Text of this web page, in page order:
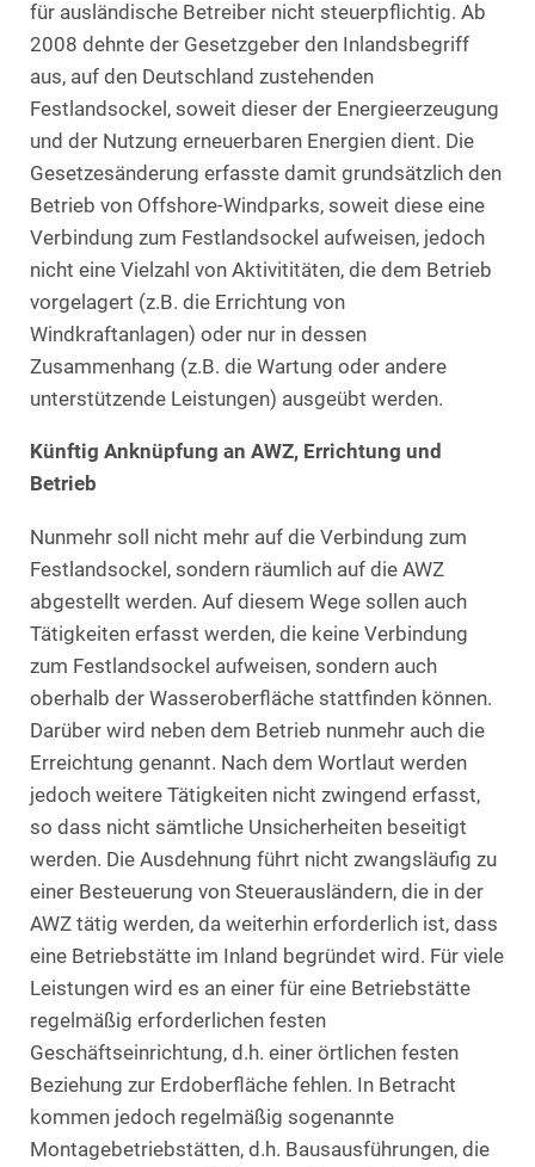
für ausländische Betreiber nicht steuerpflichtig. Ab
2008 dehnte der Gesetzgeber den Inlandsbegriff
aus, auf den Deutschland zustehenden
Festlandsockel, soweit dieser der Energieerzeugung
und der Nutzung erneuerbaren Energien dient. Die
Gesetzesänderung erfasste damit grundsätzlich den
Betrieb von Offshore-Windparks, soweit diese eine
Verbindung zum Festlandsockel aufweisen, jedoch
nicht eine Vielzahl von Aktivititäten, die dem Betrieb
vorgelagert (z.B. die Errichtung von
Windkraftanlagen) oder nur in dessen
Zusammenhang (z.B. die Wartung oder andere
unterstützende Leistungen) ausgeübt werden.
Künftig Anknüpfung an AWZ, Errichtung und
Betrieb
Nunmehr soll nicht mehr auf die Verbindung zum
Festlandsockel, sondern räumlich auf die AWZ
abgestellt werden. Auf diesem Wege sollen auch
Tätigkeiten erfasst werden, die keine Verbindung
zum Festlandsockel aufweisen, sondern auch
oberhalb der Wasseroberfläche stattfinden können.
Darüber wird neben dem Betrieb nunmehr auch die
Erreichtung genannt. Nach dem Wortlaut werden
jedoch weitere Tätigkeiten nicht zwingend erfasst,
so dass nicht sämtliche Unsicherheiten beseitigt
werden. Die Ausdehnung führt nicht zwangsläufig zu
einer Besteuerung von Steuerausländern, die in der
AWZ tätig werden, da weiterhin erforderlich ist, dass
eine Betriebstätte im Inland begründet wird. Für viele
Leistungen wird es an einer für eine Betriebstätte
regelmäßig erforderlichen festen
Geschäftseinrichtung, d.h. einer örtlichen festen
Beziehung zur Erdoberfläche fehlen. In Betracht
kommen jedoch regelmäßig sogenannte
Montagebetriebstätten, d.h. Bausausführungen, die